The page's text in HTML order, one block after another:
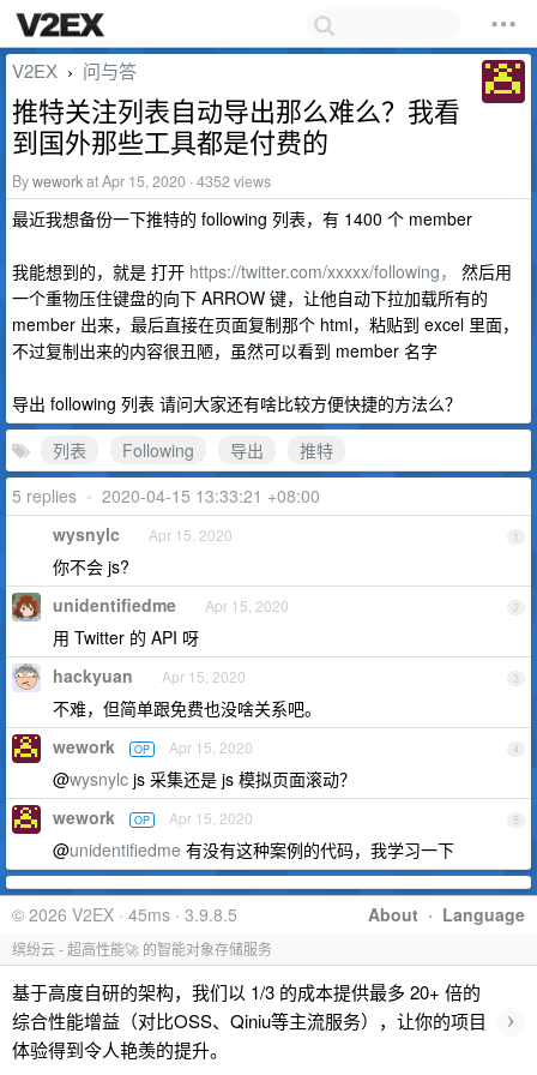
V2EX › 问与答
推特关注列表自动导出那么难么？我看
到国外那些工具都是付费的
Byweworkat Apr 15, 2020 · 4352 views
最近我想备份一下推特的 following 列表，有 1400 个 member
我能想到的，就是 打开 https://twitter.com/xxxxx/following，
然后用
一个重物压住键盘的向下 ARROW 键，让他自动下拉加载所有的
member 出来，最后直接在页面复制那个 html，粘贴到 excel 里面，
不过复制出来的内容很丑陋，虽然可以看到 member 名字
导出 following 列表 请问大家还有啥比较方便快捷的方法么？
列表
Following 导出
推特
5 replies • 2020-04-15 13:33:21 +08:00
1
wysnylc Apr 15, 2020
你不会 js?
2
unidentifiedme Apr 15, 2020
用 Twitter 的 API 呀
3
hackyuan Apr 15, 2020
不难，但简单跟免费也没啥关系吧。
4
wework OP Apr 15, 2020
@wysnylc js 采集还是 js 模拟页面滚动？
5
wework OP Apr 15, 2020
@unidentifiedme 有没有这种案例的代码，我学习一下
About · Language
© 2026 V2EX · 45ms · 3.9.8.5
缤纷云 - 超高性能🚀 的智能对象存储服务
基于高度自研的架构，我们以 1/3 的成本提供最多 20+ 倍的
综合性能增益（对比OSS、Qiniu等主流服务），让你的项目
体验得到令人艳羡的提升。
›